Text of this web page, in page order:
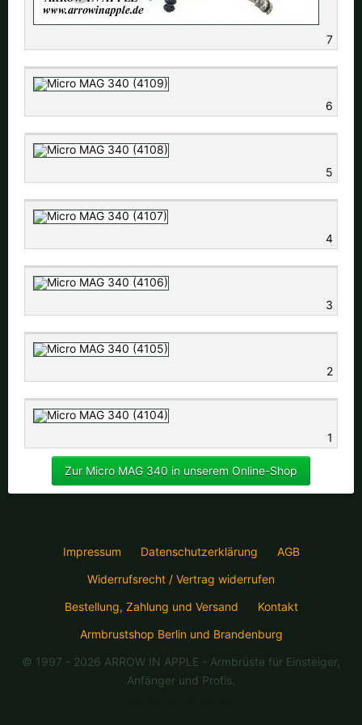
7
6
5
4
3
2
1
Zur Micro MAG 340 in unserem Online-Shop
Impressum Datenschutzerklärung
AGB
Widerrufsrecht / Vertrag widerrufen
Bestellung, Zahlung und Versand
Kontakt
Armbrustshop Berlin und Brandenburg
© 1997 - 2026 ARROW IN APPLE - Armbrüste für Einsteiger,
Anfänger und Profis.